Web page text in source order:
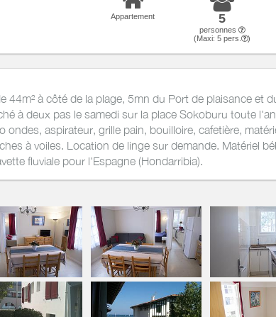
Appartement 5
personnes
(Maxi:5 pers. )
44m² à côté de la plage, 5mn du Port de plaisance et
à deux pas le samedi sur la place Sokoburu toute
ondes, aspirateur, grille pain, bouilloire, cafetière,
à voiles. Location de linge sur demande. Matériel
fluviale pour l'Espagne (Hondarribia).